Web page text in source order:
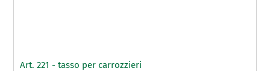
Art. 221 - tasso per carrozzieri